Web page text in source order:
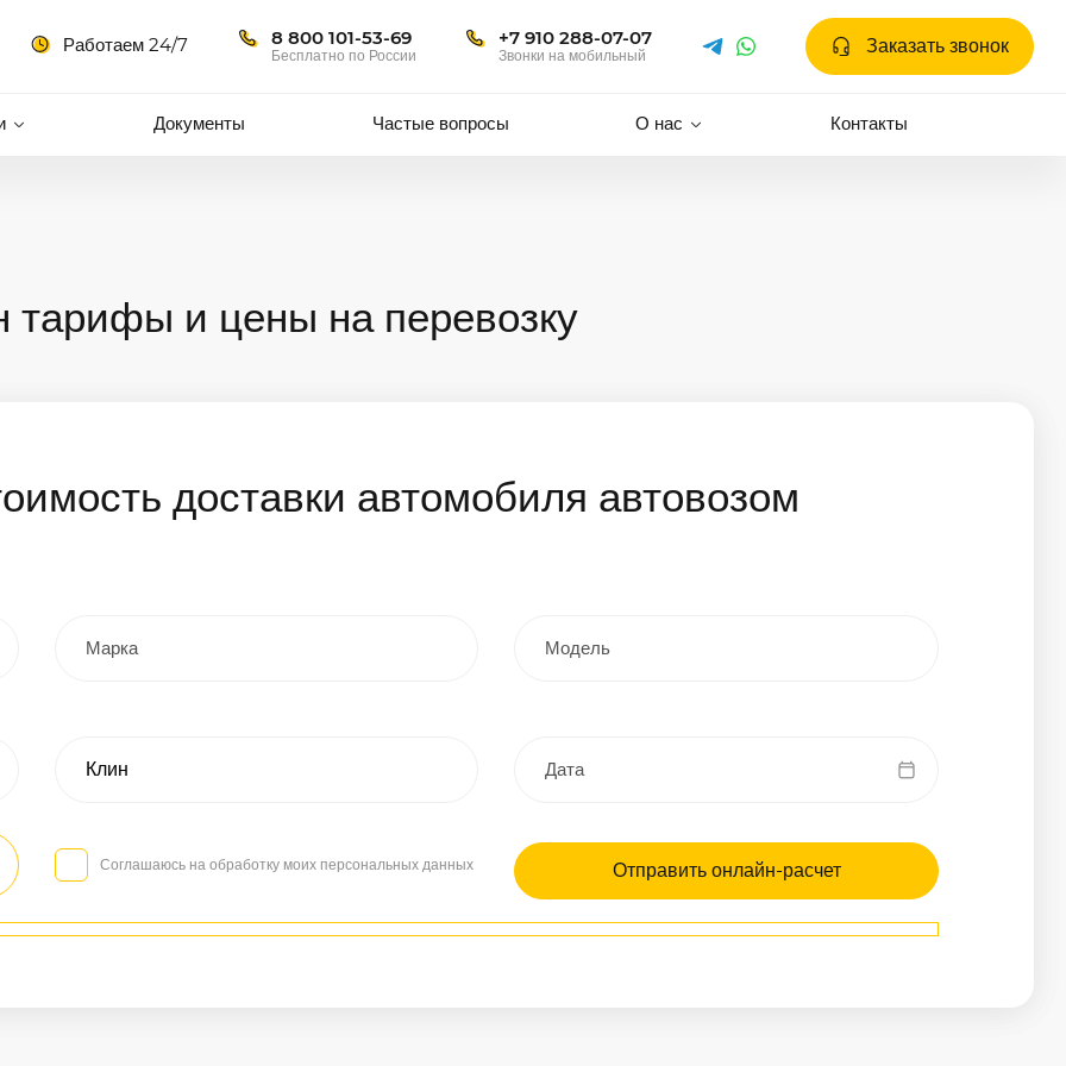
Работаем 24/7 8 800 101-53-69
Бесплатно по России
+7 910 288-07-07
Звонки на мобильный Заказать звонок
Документы Частые вопросы О нас Контакты
тарифы и цены на перевозку
доставки автомобиля автовозом
Соглашаюсь на обработку моих персональных данных